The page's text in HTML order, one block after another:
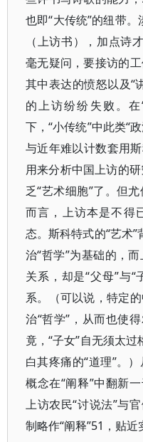
也即“大传统”的纽带
（上访书），加点诗
毫无疑问，要接访的
其中表达的愤怒以及“
的上访纷纷失败。
下，“小传统”中此类“
与近年难以计数套用
用来分析中国上访的
乏“艺术细胞”了。但
而言，上访本是不得
态。斯科特式的“艺术”
治“哲学”为基础的，
关系，却是“父母”与“
系。（可以说，特定
治“哲学”，从而也使
竟，“子女”自无须太过
白其疼痛的“道理”。
概念在“阐释”中翻新
上访农民“讨说法”与
制略作“阐释”51，贴近